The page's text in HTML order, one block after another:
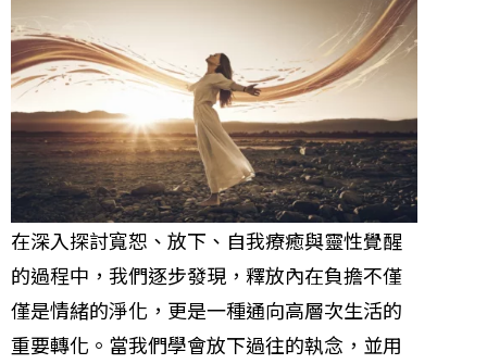
在深入探討寬恕、放下、自我療癒與靈性覺醒
的過程中，我們逐步發現，釋放內在負擔不僅
僅是情緒的淨化，更是一種通向高層次生活的
重要轉化。當我們學會放下過往的執念，並用